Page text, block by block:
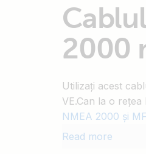
2000
Utilizați acest
VE.Can la o
NMEA 2000 și
Read more